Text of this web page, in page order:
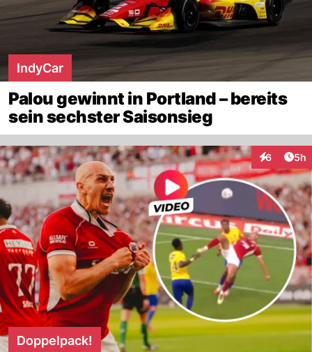
IndyCar
Palou gewinnt in Portland – bereits
sein sechster Saisonsieg
6 5h
Doppelpack!